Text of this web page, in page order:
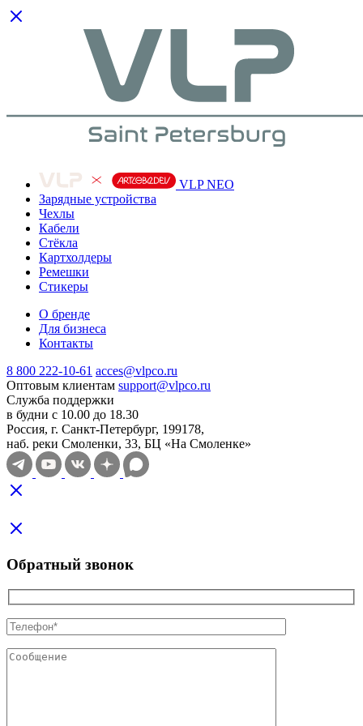
VLP NEO
Зарядные устройства
Чехлы
Кабели
Cтёкла
Картхолдеры
Ремешки
Стикеры
О бренде
Для бизнеса
Контакты
8 800 222-10-61 acces@vlpco.ru
Оптовым клиентам support@vlpco.ru
Служба поддержки
в будни с 10.00 до 18.30
Россия, г. Санкт-Петербург, 199178,
наб. реки Смоленки, 33, БЦ «На Смоленке»
Обратный звонок